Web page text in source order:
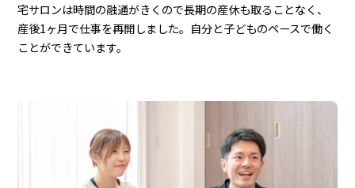
宅サロンは時間の融通がきくので長期の産休も取ることなく、
産後1ヶ月で仕事を再開しました。自分と子どものペースで働く
ことができています。